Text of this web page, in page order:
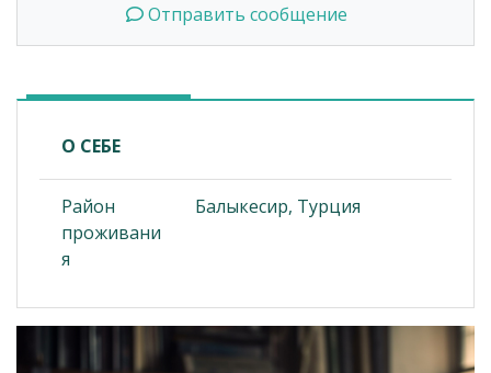
Отправить сообщение
О СЕБЕ
Район
проживани
я
Балыкесир, Турция